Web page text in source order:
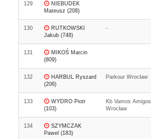
129
NIEBUDEK
Mateusz (208)
130
RUTKOWSKI
Jakub (748)
-
131
MIKOŚ Marcin
(809)
132
HARBUL Ryszard
(206)
Parkour Wrocław
133
WYDRO Piotr
(103)
Kb Vamos Amigos
Wrocław
134
SZYMCZAK
Pawel (183)